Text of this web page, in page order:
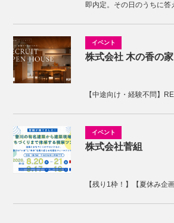
株式会社 木の香の家
株式会社菅組